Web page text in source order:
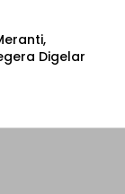
Digelar